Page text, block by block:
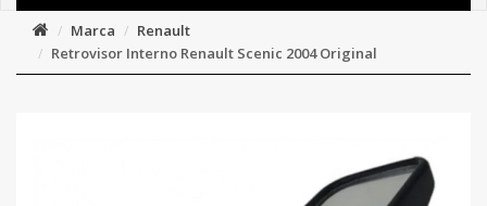
Marca
Renault
Retrovisor Interno Renault Scenic 2004 Original